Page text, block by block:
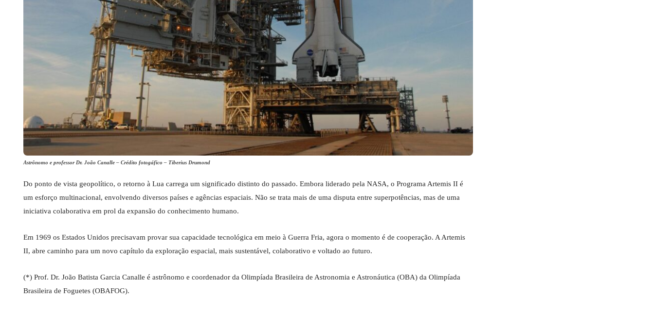
Astrônomo e professor Dr. João Canalle – Crédito fotogáfico – Tiberius Drumond
Do ponto de vista geopolítico, o retorno à Lua carrega um significado distinto do passado. Embora liderado pela NASA, o Programa Artemis II é
um esforço multinacional, envolvendo diversos países e agências espaciais. Não se trata mais de uma disputa entre superpotências, mas de uma
iniciativa colaborativa em prol da expansão do conhecimento humano.
Em 1969 os Estados Unidos precisavam provar sua capacidade tecnológica em meio à Guerra Fria, agora o momento é de cooperação. A Artemis
II, abre caminho para um novo capítulo da exploração espacial, mais sustentável, colaborativo e voltado ao futuro.
(*) Prof. Dr. João Batista Garcia Canalle é astrônomo e coordenador da Olimpíada Brasileira de Astronomia e Astronáutica (OBA) da Olimpíada
Brasileira de Foguetes (OBAFOG).